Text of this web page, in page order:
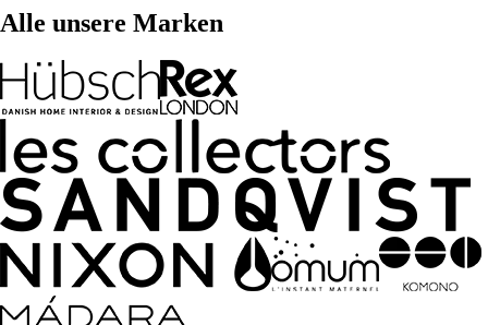
Alle unsere Marken